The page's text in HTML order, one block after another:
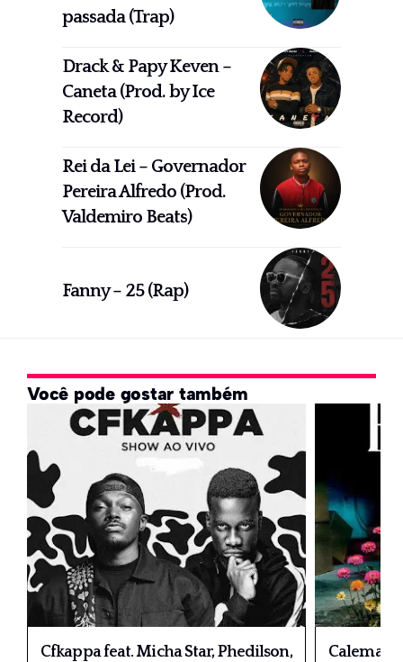
passada (Trap)
Drack & Papy Keven –
Caneta (Prod. by Ice
Record)
Rei da Lei – Governador
Pereira Alfredo (Prod.
Valdemiro Beats)
Fanny – 25 (Rap)
Você pode gostar também
Cfkappa feat. Micha Star, Phedilson,
Calema